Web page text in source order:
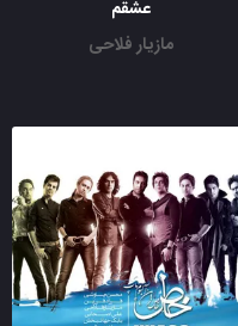
عشقم
مازیار فلاحی